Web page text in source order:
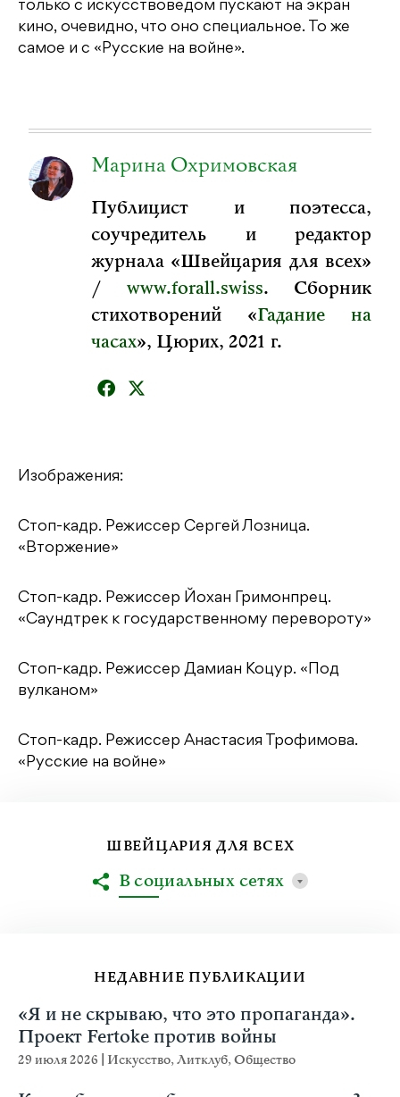
только с искусствоведом пускают на экран
кино, очевидно, что оно специальное. То же
самое и с «Русские на войне».
Марина Охримовская
Публицист и поэтесса,
соучредитель и редактор
журнала «Швейцария для всех»
/ www.forall.swiss. Сборник
стихотворений «Гадание на
часах», Цюрих, 2021 г.
Изображения:
Стоп-кадр. Режиссер Сергей Лозница.
«Вторжение»
Стоп-кадр. Режиссер Йохан Гримонпрец.
«Саундтрек к государственному перевороту»
Стоп-кадр. Режиссер Дамиан Коцур. «Под
вулканом»
Стоп-кадр. Режиссер Анастасия Трофимова.
«Русские на войне»
НЕДАВНИЕ ПУБЛИКАЦИИ
«Я и не скрываю, что это пропаганда».
Проект Fertoke против войны
29 июля 2026 Искусство,Литклуб,Общество
ШВЕЙЦАРИЯ ДЛЯ ВСЕХ
В социальных сетях